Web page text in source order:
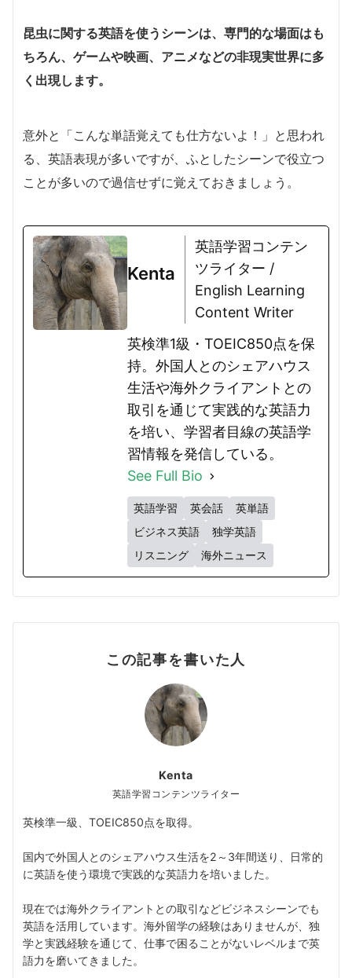
昆虫に関する英語を使うシーンは、専門的な場面はも
ちろん、ゲームや映画、アニメなどの非現実世界に多
く出現します。
意外と「こんな単語覚えても仕方ないよ！」と思われ
る、英語表現が多いですが、ふとしたシーンで役立つ
ことが多いので過信せずに覚えておきましょう。
Kenta
英語学習コンテン
ツライター /
English Learning
Content Writer
英検準1級・TOEIC850点を保
持。外国人とのシェアハウス
生活や海外クライアントとの
取引を通じて実践的な英語力
を培い、学習者目線の英語学
習情報を発信している。
See Full Bio
英語学習 英会話
英単語
ビジネス英語
独学英語
リスニング
海外ニュース
この記事を書いた人
Kenta
英語学習コンテンツライター
英検準一級、TOEIC850点を取得。
国内で外国人とのシェアハウス生活を2～3年間送り、日常的
に英語を使う環境で実践的な英語力を培いました。
現在では海外クライアントとの取引などビジネスシーンでも
英語を活用しています。海外留学の経験はありませんが、独
学と実践経験を通じて、仕事で困ることがないレベルまで英
語力を磨いてきました。